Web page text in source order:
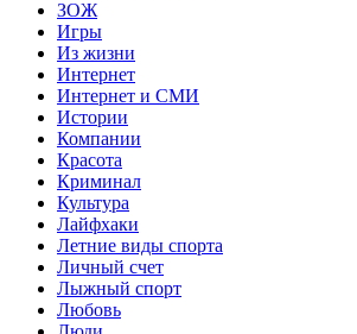
ЗОЖ
Игры
Из жизни
Интернет
Интернет и СМИ
Истории
Компании
Красота
Криминал
Культура
Лайфхаки
Летние виды спорта
Личный счет
Лыжный спорт
Любовь